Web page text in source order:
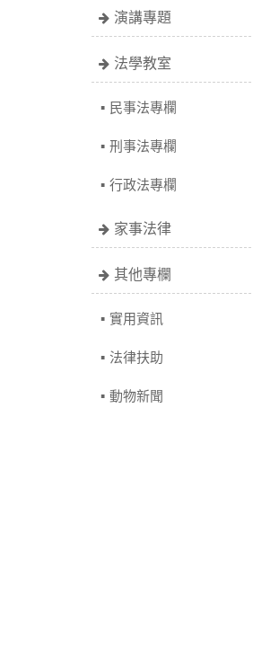
演講專題
法學教室
民事法專欄
刑事法專欄
行政法專欄
家事法律
其他專欄
實用資訊
法律扶助
動物新聞